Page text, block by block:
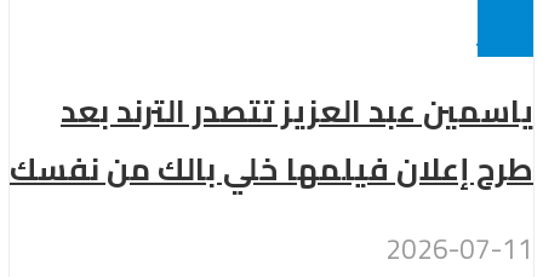
ياسمين عبد العزيز تتصدر الترند بعد
طرح إعلان فيلمها خلي بالك من نفسك
2026-07-11